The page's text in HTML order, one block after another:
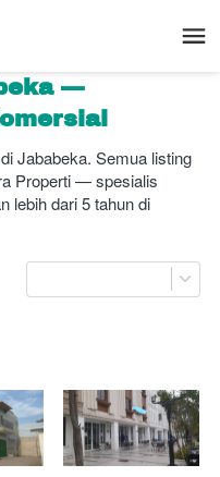
—
Jababeka. Semua listing
Properti — spesialis
lebih dari 5 tahun di